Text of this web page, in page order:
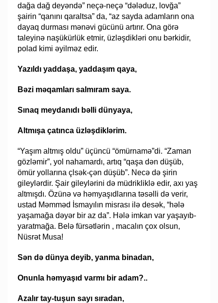
dağa dağ deyəndə” neçə-neçə “dələduz, lovğa”
şairin “qanını qaraltsa” da, “az sayda adamların ona
dayaq durması mənəvi gücünü artırır. Ona görə
taleyinə naşükürlük etmir, üzləşdikləri onu bərkidir,
polad kimi əyilməz edir.
Yazıldı yaddaşa, yaddaşım qaya,
Bəzi məqamları salmıram saya.
Sınaq meydanıdı bəlli dünyaya,
Altmışa çatınca üzləşdiklərim.
“Yaşım altmış oldu” üçüncü “ömürnamə”di. “Zaman
gözləmir”, yol nahamardı, artıq “qaşa dən düşüb,
ömür yollarına çlsək-çən düşüb”. Necə də şirin
gileylərdir. Şair gileylərini də müdrikliklə edir, axı yaş
altmışdı. Özünə və həmyaşıdlarına təsəlli də verir,
ustad Məmməd İsmayılın misrası ilə desək, “hələ
yaşamağa dəyər bir az da”. Hələ imkan var yaşayıb-
yaratmağa. Belə fürsətlərin , macalın çox olsun,
Nüsrət Musa!
Sən də dünya deyib, yanma binadan,
Onunla həmyaşıd varmı bir adam?..
Azalır tay-tuşun sayı sıradan,